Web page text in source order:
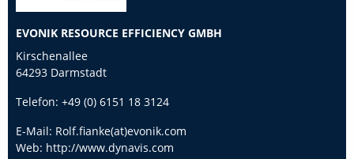
EVONIK RESOURCE EFFICIENCY GMBH
Kirschenallee
64293 Darmstadt
Telefon: +49 (0) 6151 18 3124
E-Mail: Rolf.fianke(at)evonik.com
Web: http://www.dynavis.com